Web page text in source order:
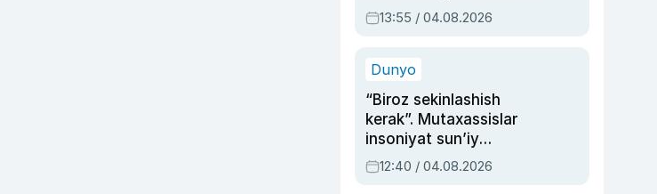
dublyaj ustasi Rimma
Ahmedovaning
13:55 / 04.08.2026
Dunyo
“Biroz sekinlashish
kerak”. Mutaxassislar
insoniyat sun’iy
intellektni boshqara
olmay qolishidan xavotir
12:40 / 04.08.2026